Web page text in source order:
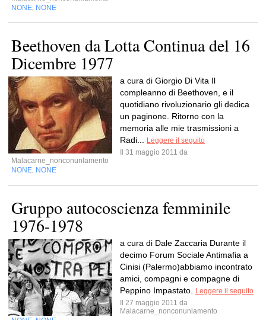
NONE NONE
Beethoven da Lotta Continua del 16
Dicembre 1977
a cura di Giorgio Di Vita Il
compleanno di Beethoven, e il
quotidiano rivoluzionario gli dedica
un paginone. Ritorno con la
memoria alle mie trasmissioni a
Radi...
Leggere il seguito
Il 31 maggio 2011 da
Malacarne_nonconunlamento
NONE NONE
Gruppo autocoscienza femminile
1976-1978
a cura di Dale Zaccaria Durante il
decimo Forum Sociale Antimafia a
Cinisi (Palermo)abbiamo incontrato
amici, compagni e compagne di
Peppino Impastato.
Leggere il seguito
Il 27 maggio 2011 da
Malacarne_nonconunlamento